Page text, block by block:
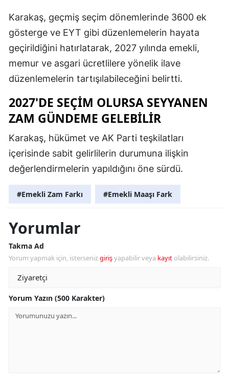
Karakaş, geçmiş seçim dönemlerinde 3600 ek
gösterge ve EYT gibi düzenlemelerin hayata
geçirildiğini hatırlatarak, 2027 yılında emekli,
memur ve asgari ücretlilere yönelik ilave
düzenlemelerin tartışılabileceğini belirtti.
2027'DE SEÇİM OLURSA SEYYANEN
ZAM GÜNDEME GELEBİLİR
Karakaş, hükümet ve AK Parti teşkilatları
içerisinde sabit gelirlilerin durumuna ilişkin
değerlendirmelerin yapıldığını öne sürdü.
#Emekli Zam Farkı #Emekli Maaşı Fark
Yorumlar
Takma Ad
Yorum yapmak için, istersenizgirişyapabilir veya kayıt olabilirsiniz.
Yorum Yazın (500 Karakter)